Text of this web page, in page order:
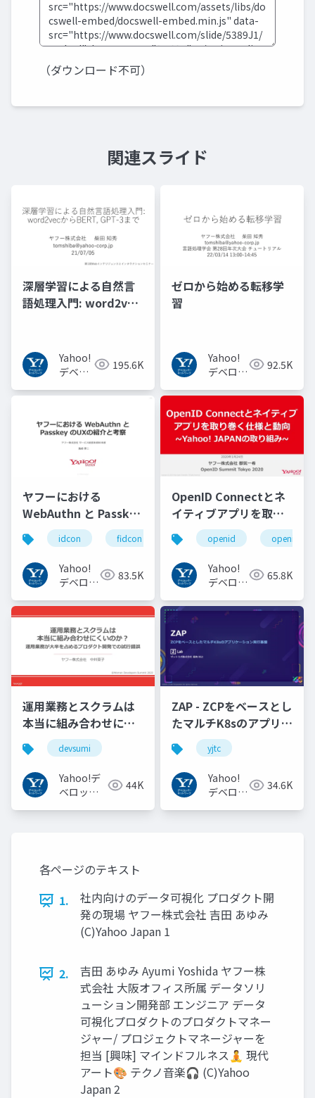
（ダウンロード不可）
関連スライド
深層学習による自然言
語処理入門: word2vec
Yahoo!
デベロ
ネット
195.6K
ゼロから始める転移学
習
Yahoo!
デベロッ
トワーク
92.5K
ヤフーにおける
WebAuthn と Passkey
の UX の紹介と考察
#idcon #fidcon
idcon fidcon
Yahoo!
デベロッ
トワーク
83.5K
OpenID Connectとネ
イティブアプリを取り
巻く仕様と動向 Yahoo!
JAPANの取り組み
#openid
#openid_tokyo
openid
Yahoo!
デベロッ
トワーク
65.8K
運用業務とスクラムは
本当に組み合わせにく
いのか︖運用業務が大
半を占めるプロダクト
開発での試行錯誤
devsumi
Yahoo!デ
ベロッパ
44K
ZAP - ZCPをベースとし
たマルチK8sのアプリケ
ーション実行基盤
#YJTC / YJTC21 B-3
yjtc
Yahoo!
デベロッ
34.6K
各ページのテキスト
1.
社内向けのデータ可視化 プロダクト開
発の現場 ヤフー株式会社 吉⽥ あゆみ
(C)Yahoo Japan 1
2.
吉⽥ あゆみ Ayumi Yoshida ヤフー株
式会社 ⼤阪オフィス所属 データソリ
ューション開発部 エンジニア データ
可視化プロダクトのプロダクトマネー
ジャー/ プロジェクトマネージャーを
担当 [興味] マインドフルネス🧘 現代
アート🎨 テクノ⾳楽🎧 (C)Yahoo
Japan 2